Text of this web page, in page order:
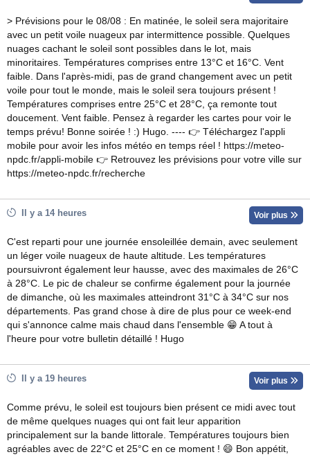
> Prévisions pour le 08/08 : En matinée, le soleil sera majoritaire
avec un petit voile nuageux par intermittence possible. Quelques
nuages cachant le soleil sont possibles dans le lot, mais
minoritaires. Températures comprises entre 13°C et 16°C. Vent
faible. Dans l'après-midi, pas de grand changement avec un petit
voile pour tout le monde, mais le soleil sera toujours présent !
Températures comprises entre 25°C et 28°C, ça remonte tout
doucement. Vent faible. Pensez à regarder les cartes pour voir le
temps prévu! Bonne soirée ! :) Hugo. ---- 👉 Téléchargez l'appli
mobile pour avoir les infos météo en temps réel ! https://meteo-
npdc.fr/appli-mobile 👉 Retrouvez les prévisions pour votre ville sur
https://meteo-npdc.fr/recherche
Il y a 14 heures Voir plus
C'est reparti pour une journée ensoleillée demain, avec seulement
un léger voile nuageux de haute altitude. Les températures
poursuivront également leur hausse, avec des maximales de 26°C
à 28°C. Le pic de chaleur se confirme également pour la journée
de dimanche, où les maximales atteindront 31°C à 34°C sur nos
départements. Pas grand chose à dire de plus pour ce week-end
qui s'annonce calme mais chaud dans l'ensemble 😁 A tout à
l'heure pour votre bulletin détaillé ! Hugo
Il y a 19 heures Voir plus
Comme prévu, le soleil est toujours bien présent ce midi avec tout
de même quelques nuages qui ont fait leur apparition
principalement sur la bande littorale. Températures toujours bien
agréables avec de 22°C et 25°C en ce moment ! 😄 Bon appétit,